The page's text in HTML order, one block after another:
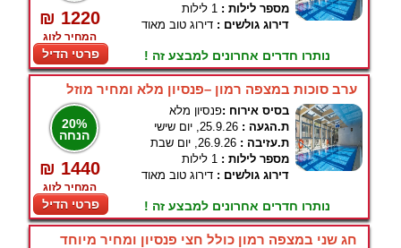
₪ 1220
המחיר לזוג
פרטי הדיל
מספר לילות : 1 לילות
דירוג גולשים : דירוג טוב מאוד
נותרו חדרים אחרונים למבצע זה !
ערב סוכות במצפה רמון –פנסיון מלא ומחיר מוזל
20%
הנחה
₪ 1440
המחיר לזוג
פרטי הדיל
בסיס אירוח :פנסיון מלא
ת.הגעה : 25.9.26, יום שישי
ת.עזיבה : 26.9.26, יום שבת
מספר לילות : 1 לילות
דירוג גולשים : דירוג טוב מאוד
נותרו חדרים אחרונים למבצע זה !
חג שני במצפה רמון כולל חצי פנסיון ומחיר מיוחד